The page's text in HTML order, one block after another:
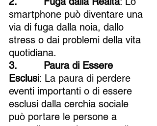
smartphone può diventare una
via di fuga dalla noia, dallo
stress o dai problemi della vita
quotidiana.
3.         Paura di Essere
Esclusi: La paura di perdere
eventi importanti o di essere
esclusi dalla cerchia sociale
può portare le persone a